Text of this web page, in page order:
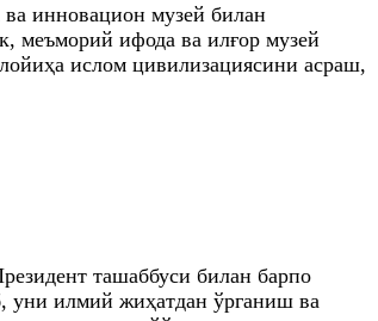
инновацион музей билан
меъморий ифода ва илғор музей
ислом цивилизациясини асраш,
ташаббуси билан барпо
уни илмий жиҳатдан ўрганиш ва